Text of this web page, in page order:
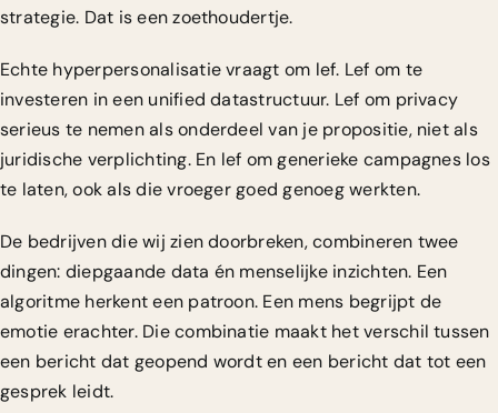
strategie. Dat is een zoethoudertje.
Echte hyperpersonalisatie vraagt om lef. Lef om te
investeren in een unified datastructuur. Lef om privacy
serieus te nemen als onderdeel van je propositie, niet als
juridische verplichting. En lef om generieke campagnes los
te laten, ook als die vroeger goed genoeg werkten.
De bedrijven die wij zien doorbreken, combineren twee
dingen: diepgaande data én menselijke inzichten. Een
algoritme herkent een patroon. Een mens begrijpt de
emotie erachter. Die combinatie maakt het verschil tussen
een bericht dat geopend wordt en een bericht dat tot een
gesprek leidt.